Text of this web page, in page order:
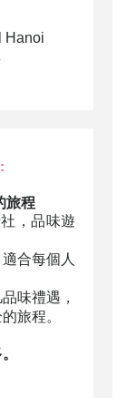
Hanoi
旅程
，品味遊
合每個人
味禮遇，
旅程。